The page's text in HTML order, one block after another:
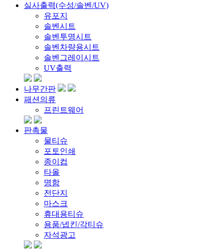
실사출력(수성/솔벤/UV)
유포지
솔벤시트
솔벤투명시트
솔벤차량용시트
솔벤그레이시트
UV출력
나무간판
패션의류
프린트웨어
판촉물
물티슈
포토인쇄
종이컵
타올
명함
전단지
마스크
휴대용티슈
용품/넵킨/각티슈
자석광고